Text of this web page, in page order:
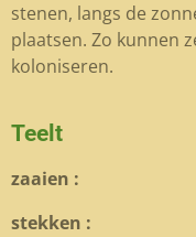
stenen, langs de
plaatsen. Zo kunnen
koloniseren.
Teelt
zaaien :
stekken :